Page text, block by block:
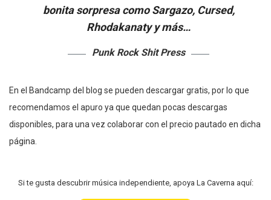
bonita sorpresa como Sargazo, Cursed,
Rhodakanaty y más…
Punk Rock Shit Press
En el Bandcamp del blog se pueden descargar gratis, por lo que
recomendamos el apuro ya que quedan pocas descargas
disponibles, para una vez colaborar con el precio pautado en dicha
página.
Si te gusta descubrir música independiente, apoya La Caverna aquí: